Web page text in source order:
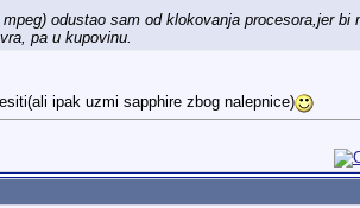
odustao sam od klokovanja procesora,jer bi
pa u kupovinu.
ipak uzmi sapphire zbog nalepnice)